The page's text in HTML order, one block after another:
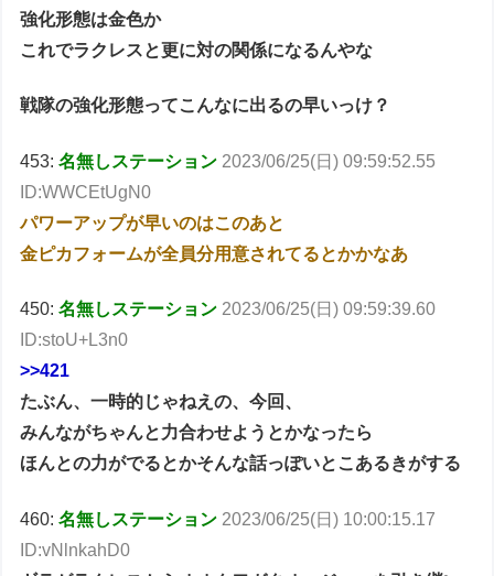
強化形態は金色か
これでラクレスと更に対の関係になるんやな
戦隊の強化形態ってこんなに出るの早いっけ？
453:名無しステーション 2023/06/25(日) 09:59:52.55
ID:WWCEtUgN0
パワーアップが早いのはこのあと
金ピカフォームが全員分用意されてるとかかなあ
450:名無しステーション 2023/06/25(日) 09:59:39.60
ID:stoU+L3n0
>>421
たぶん、一時的じゃねえの、今回、
みんながちゃんと力合わせようとかなったら
ほんとの力がでるとかそんな話っぽいとこあるきがする
460:名無しステーション 2023/06/25(日) 10:00:15.17
ID:vNlnkahD0